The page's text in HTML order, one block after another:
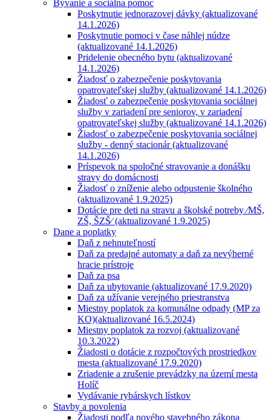
Bývanie a sociálna pomoc
Poskytnutie jednorazovej dávky (aktualizované
14.1.2026)
Poskytnutie pomoci v čase náhlej núdze
(aktualizované 14.1.2026)
Pridelenie obecného bytu (aktualizované
14.1.2026)
Žiadosť o zabezpečenie poskytovania
opatrovateľskej služby (aktualizované 14.1.2026)
Žiadosť o zabezpečenie poskytovania sociálnej
služby v zariadení pre seniorov, v zariadení
opatrovateľskej služby (aktualizované 14.1.2026)
Žiadosť o zabezpečenie poskytovania sociálnej
služby - denný stacionár (aktualizované
14.1.2026)
Príspevok na spoločné stravovanie a donášku
stravy do domácnosti
Žiadosť o zníženie alebo odpustenie školného
(aktualizované 1.9.2025)
Dotácie pre deti na stravu a školské potreby ⁄MŠ,
ZŠ, ŠZŠ⁄ (aktualizované 1.9.2025)
Dane a poplatky
Daň z nehnuteľností
Daň za predajné automaty a daň za nevýherné
hracie prístroje
Daň za psa
Daň za ubytovanie (aktualizované 17.9.2020)
Daň za užívanie verejného priestranstva
Miestny poplatok za komunálne odpady (MP za
KO)(aktualizované 16.5.2024)
Miestny poplatok za rozvoj (aktualizované
10.3.2022)
Žiadosti o dotácie z rozpočtových prostriedkov
mesta (aktualizované 17.9.2020)
Zriadenie a zrušenie prevádzky na území mesta
Holíč
Vydávanie rybárskych lístkov
Stavby a povolenia
Žiadosti podľa nového stavebného zákona